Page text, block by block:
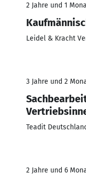
2 Jahre und 1
Leidel & Kracht
3 Jahre und 2
Teadit
2 Jahre und 6